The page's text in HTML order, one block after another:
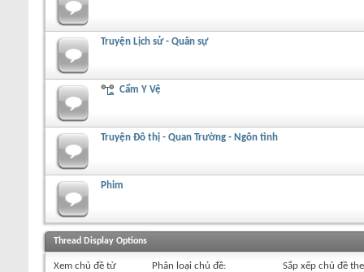
Truyện Lịch sử - Quân sự
Cẩm Y Vệ
Truyện Đô thị - Quan Trường - Ngôn tình
Phim
+Viết chủ đề mới
Thread Display Options
Xem chủ đề từ Phân loại chủ đề:
Sắp xếp chủ đề